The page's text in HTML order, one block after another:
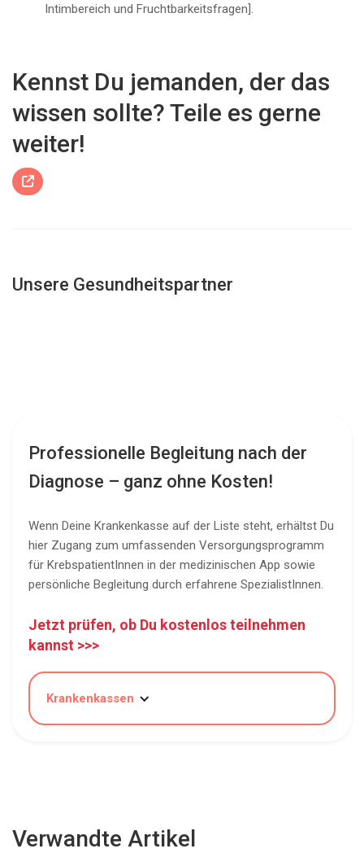
Intimbereich und Fruchtbarkeitsfragen].
Kennst Du jemanden, der das
wissen sollte? Teile es gerne
weiter!

Unsere Gesundheitspartner
Professionelle Begleitung nach der
Diagnose – ganz ohne Kosten!
Wenn Deine Krankenkasse auf der Liste steht, erhältst Du
hier Zugang zum umfassenden Versorgungsprogramm
für KrebspatientInnen in der medizinischen App sowie
persönliche Begleitung durch erfahrene SpezialistInnen.
Jetzt prüfen, ob Du kostenlos teilnehmen
kannst >>>
Krankenkassen
Verwandte Artikel